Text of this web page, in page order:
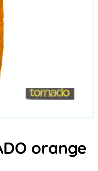
orange